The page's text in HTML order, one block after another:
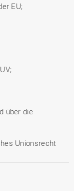
EU;
über die
Unionsrecht